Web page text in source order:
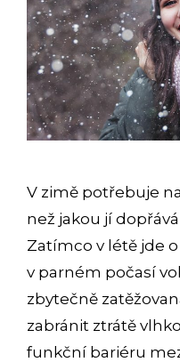
V zimě potřebuje
než jakou jí
Zatímco v létě jde
v parném počasí
zbytečně
zabránit ztrátě
funkční bariéru